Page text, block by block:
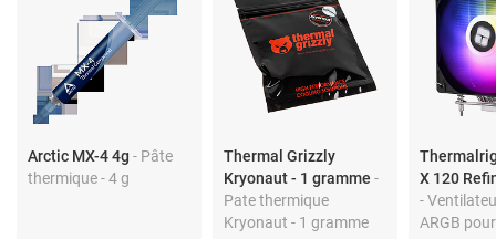
Arctic MX-4 4g - Pâte
thermique - 4 g
Thermal Grizzly
Kryonaut - 1 gramme-
Pate thermique
Kryonaut - 1 gramme
X 120
-
ARGB